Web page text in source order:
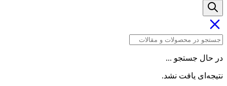
در حال جستجو ...
نتیجه‌ای یافت نشد.